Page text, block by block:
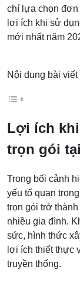
chí lựa chọn đơn
lợi ích khi sử
mới nhất năm
Nội dung bài viết
Lợi ích
trọn gói
Trong bối cảnh
yếu tố quan
trọn gói trở
nhiều gia đình.
sức, hình thức
lợi ích thiết thực
truyền thống.